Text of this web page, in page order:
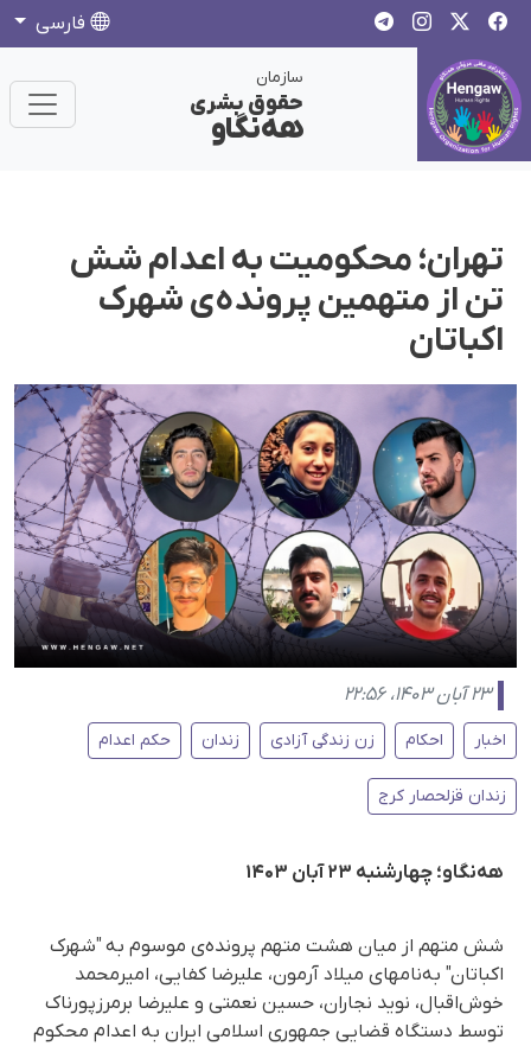
فارسی
سازمان
حقوق بشری
هەنگاو
تهران؛ محکومیت به اعدام شش
تن از متهمین پرونده‌ی شهرک
اکباتان
۲۳ آبان ۱۴۰۳، ۲۲:۵۶
اخبار احکام زن زندگی آزادی زندان حکم اعدام
زندان قزلحصار کرج
هەنگاو؛ چهارشنبه ۲۳ آبان ۱۴۰۳
شش متهم از میان هشت متهم پرونده‌ی موسوم به "شهرک
اکباتان" به‌نامهای میلاد آرمون، علیرضا کفایی، امیرمحمد
خوش‌اقبال، نوید نجاران، حسین نعمتی و علیرضا برمرزپورناک
توسط دستگاه قضایی جمهوری اسلامی ایران به اعدام محکوم